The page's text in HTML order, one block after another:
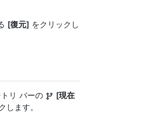
[復元] をクリックし
リ バーの
[現在
ます。